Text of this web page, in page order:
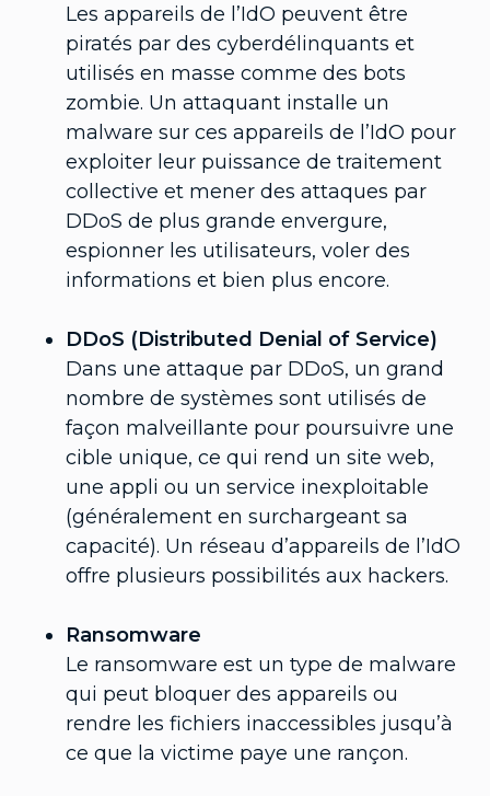
Les appareils de l’IdO peuvent être
piratés par des cyberdélinquants et
utilisés en masse comme des bots
zombie. Un attaquant installe un
malware sur ces appareils de l’IdO pour
exploiter leur puissance de traitement
collective et mener des attaques par
DDoS de plus grande envergure,
espionner les utilisateurs, voler des
informations et bien plus encore.
DDoS (Distributed Denial of Service)
Dans une attaque par DDoS, un grand
nombre de systèmes sont utilisés de
façon malveillante pour poursuivre une
cible unique, ce qui rend un site web,
une appli ou un service inexploitable
(généralement en surchargeant sa
capacité). Un réseau d’appareils de l’IdO
offre plusieurs possibilités aux hackers.
Ransomware
Le ransomware est un type de malware
qui peut bloquer des appareils ou
rendre les fichiers inaccessibles jusqu’à
ce que la victime paye une rançon.